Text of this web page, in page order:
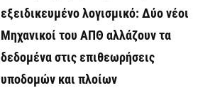
εξειδικευμένο λογισμικό: Δύο νέοι
Μηχανικοί του ΑΠΘ αλλάζουν τα
δεδομένα στις επιθεωρήσεις
υποδομών και πλοίων